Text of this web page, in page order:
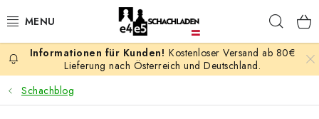
Inhalt
AKTION
SCHACHSPIELE
Kostenloser Versand ab 80€
Lieferung nach Österreich und Deutschland.
Schachblog